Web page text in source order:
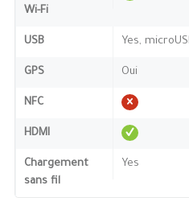
Wi-Fi
USB Yes,
GPS Oui
NFC
HDMI
Chargement
sans fil
Yes